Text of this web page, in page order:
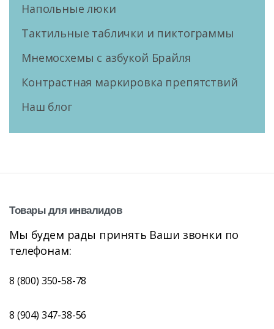
Напольные люки
Тактильные таблички и пиктограммы
Мнемосхемы с азбукой Брайля
Контрастная маркировка препятствий
Наш блог
Товарыдля инвалидов
Мы будем рады принять Ваши звонки по
телефонам:
8 (800) 350-58-78
8 (904) 347-38-56